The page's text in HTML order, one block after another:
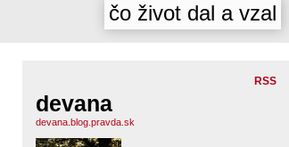
čo život dal a vzal
RSS
devana
devana.blog.pravda.sk